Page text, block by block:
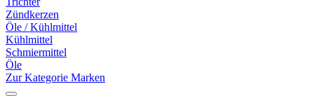
Zündkerzen
Öle / Kühlmittel
Kühlmittel
Schmiermittel
Öle
Zur Kategorie Marken